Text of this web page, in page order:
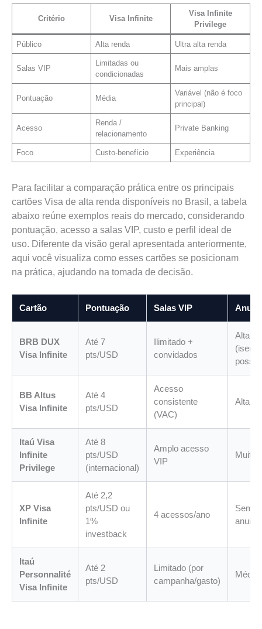
Critério Visa Infinite
Visa Infinite
Privilege
Público Alta renda Ultra alta renda
Salas VIP
Limitadas ou
condicionadas
Mais amplas
Pontuação Média
Variável (não é foco
principal)
Acesso
Renda /
relacionamento
Private Banking
Foco Custo-benefício Experiência
Para facilitar a comparação prática entre os principais
cartões Visa de alta renda disponíveis no Brasil, a tabela
abaixo reúne exemplos reais do mercado, considerando
pontuação, acesso a salas VIP, custo e perfil ideal de
uso. Diferente da visão geral apresentada anteriormente,
aqui você visualiza como esses cartões se posicionam
na prática, ajudando na tomada de decisão.
Cartão Pontuação Salas VIP
BRB DUX
Visa Infinite
Até 7
pts/USD
Ilimitado +
convidados
Alta
BB Altus
Visa Infinite
Até 4
pts/USD
Acesso
consistente
(VAC)
Alta
Itaú Visa
Infinite
Privilege
Até 8
pts/USD
(internacional)
Amplo acesso
VIP
Muito
XP Visa
Infinite
Até 2,2
pts/USD ou
1%
investback
4 acessos/ano
Sem
Itaú
Personnalité
Visa Infinite
Até 2
pts/USD
Limitado (por
campanha/gasto)